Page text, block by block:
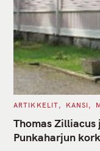
C
T
E
G
O
ARTIKKELIT KANSI
Thomas Zilliacus
Punkaharjun